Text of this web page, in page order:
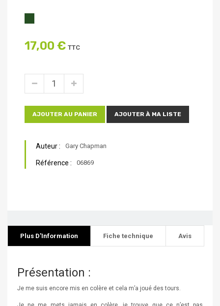
17,00 € TTC
AJOUTER AU PANIER AJOUTER À MA LISTE
Auteur : Gary Chapman
Référence : 06869
Plus D'Information Fiche technique Avis
Présentation :
Je me suis encore mis en colère et cela m’a joué des tours.